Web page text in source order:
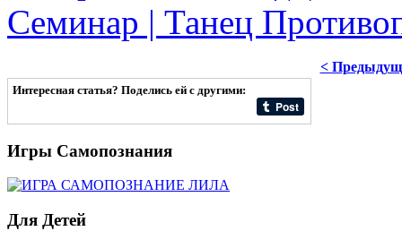
Семинар | Танец
<
Интересная статья? Поделись ей с другими:
Игры Самопознания
Для Детей